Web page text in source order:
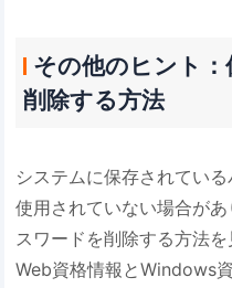
その他のヒント
削除する方法
システムに保存されてい
使用されていない場合が
スワードを削除する方法を
Web資格情報とWindows